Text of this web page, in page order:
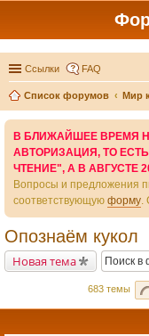
Ссылки FAQ
Список форумов Мир
В БЛИЖАЙШЕЕ ВРЕМЯ
АВТОРИЗАЦИЯ, ТО
ЧТЕНИЕ", А В АВГУСТЕ
Вопросы и предложения
соответствующую форму.
Опознаём кукол
Новая тема
683 темы